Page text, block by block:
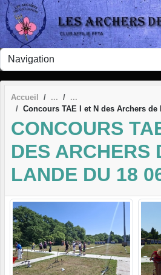
Accueil
Concours TAE I et N des Archers de
CONCOURS
DES ARCHERS
LANDE DU 18
Panneau de gestion des cookies